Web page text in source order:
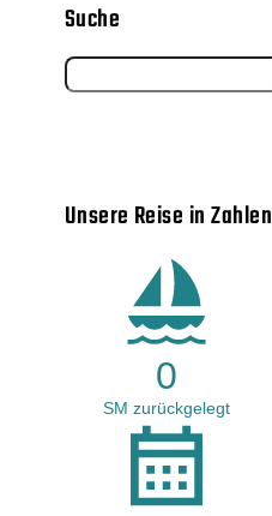
Suche
rUnsere Reise in Zahlen
0
SM zurückgelegt